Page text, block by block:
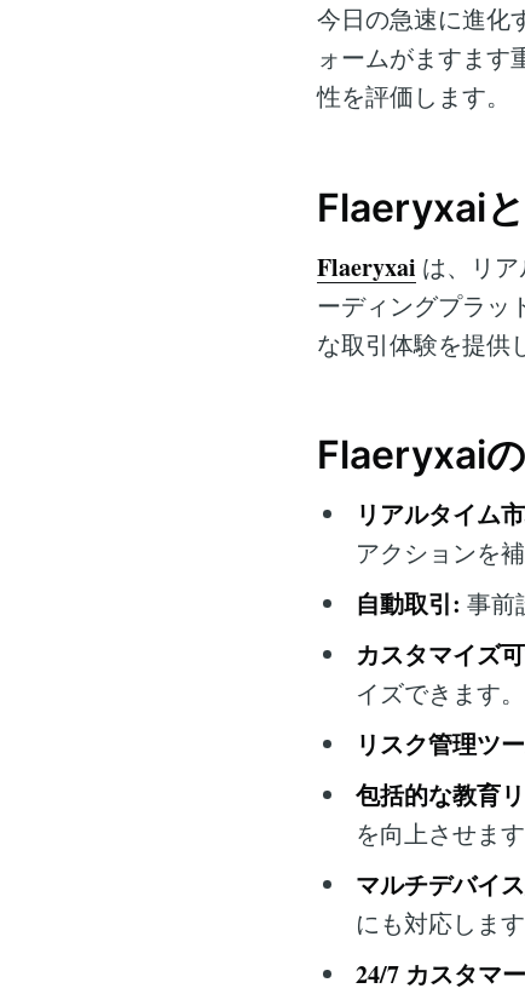
今日の急速に進化
ォームがますます
性を評価します。
Flaeryxai
Flaeryxai は、リ
ーディングプラッ
な取引体験を提供
Flaeryxai
リアルタイム
アクションを補
自動取引: 事前
カスタマイズ
イズできます。
リスク管理ツ
包括的な教育
を向上させます
マルチデバイ
にも対応します
24/7 カスタマ